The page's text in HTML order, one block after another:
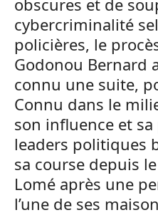
obscures et de
cybercriminalité
policières, le
Godonou Bernard
connu une suite,
Connu dans le
son influence et
leaders politiques
sa course depuis
Lomé après une
l’une de ses